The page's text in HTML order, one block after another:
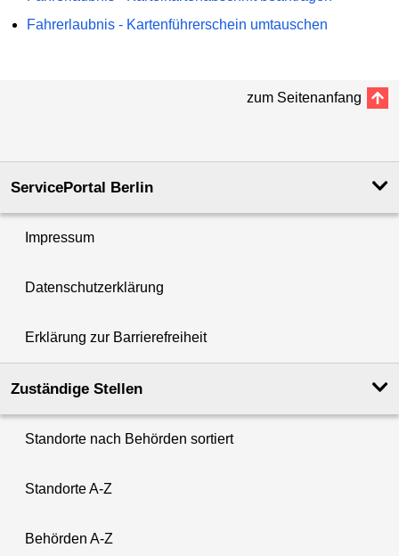
Fahrerlaubnis - Kartenführerschein umtauschen
zum Seitenanfang
ServicePortal Berlin
Impressum
Datenschutzerklärung
Erklärung zur Barrierefreiheit
Zuständige Stellen
Standorte nach Behörden sortiert
Standorte A-Z
Behörden A-Z